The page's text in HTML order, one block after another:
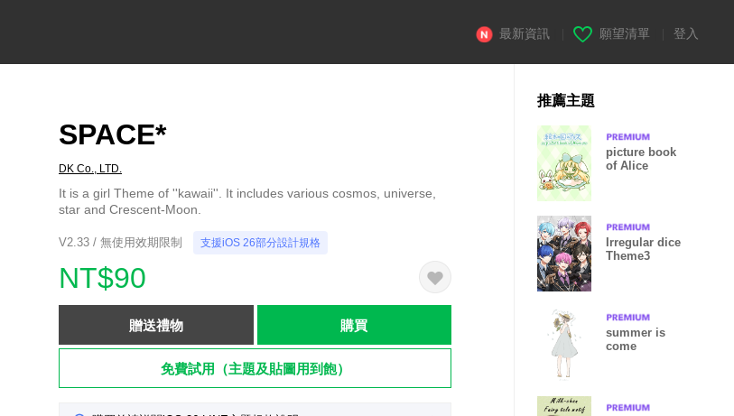
最新資訊 願望清單 登入
SPACE*
DK Co., LTD.
It is a girl Theme of ''kawaii''. It includes various cosmos, universe,
star and Crescent-Moon.
V2.33 / 無使用效期限制 支援iOS 26部分設計規格
NT$90
贈送禮物 購買
免費試用（主題及貼圖用到飽）
推薦主題
picture book
of Alice
Irregular dice
Theme3
summer is
come